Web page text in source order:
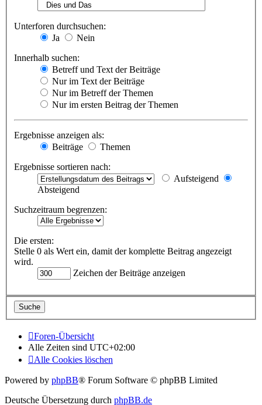
Unterforen durchsuchen:
Ja
Nein
Innerhalb suchen:
Betreff und Text der Beiträge
Nur im Text der Beiträge
Nur im Betreff der Themen
Nur im ersten Beitrag der Themen
Ergebnisse anzeigen als:
Beiträge
Themen
Ergebnisse sortieren nach:
Aufsteigend
Absteigend
Suchzeitraum begrenzen:
Die ersten:
Stelle 0 als Wert ein, damit der komplette Beitrag angezeigt
wird.
Zeichen der Beiträge anzeigen
Foren-Übersicht
Alle Zeiten sind UTC+02:00
Alle Cookies löschen
Powered by phpBB® Forum Software © phpBB Limited
Deutsche Übersetzung durch phpBB.de